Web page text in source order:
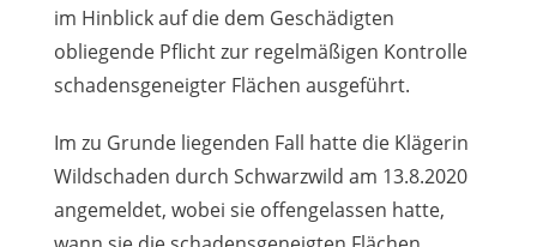
im Hinblick auf die dem Geschädigten
obliegende Pflicht zur regelmäßigen Kontrolle
schadensgeneigter Flächen ausgeführt.
Im zu Grunde liegenden Fall hatte die Klägerin
Wildschaden durch Schwarzwild am 13.8.2020
angemeldet, wobei sie offengelassen hatte,